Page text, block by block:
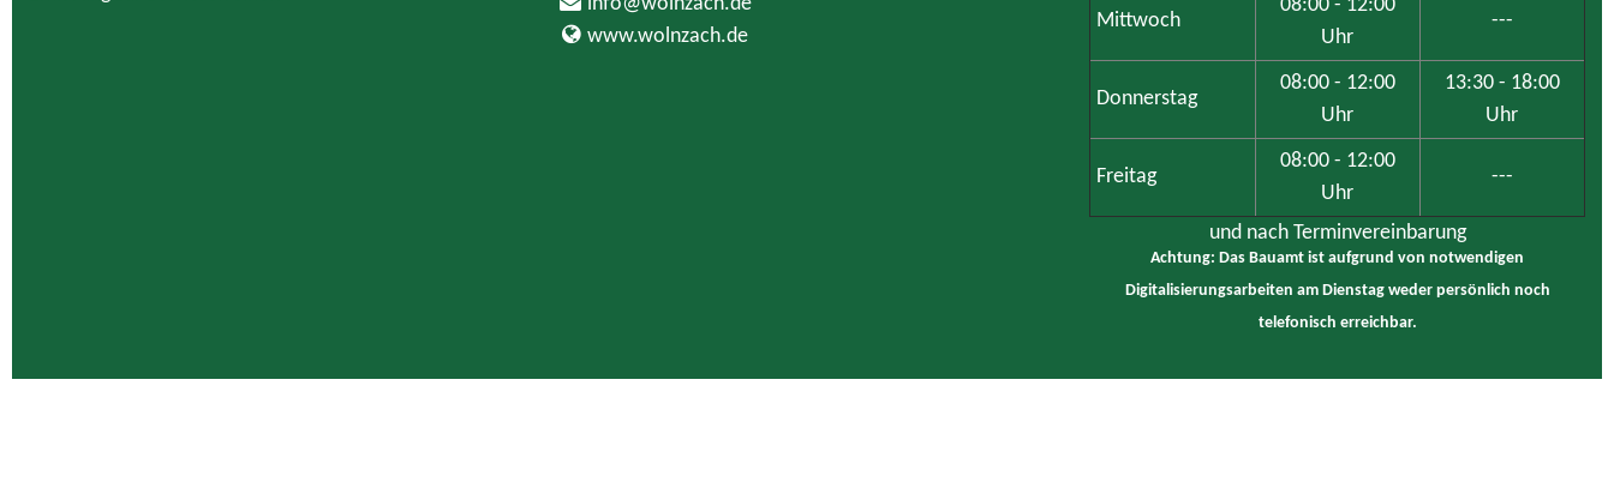
www.wolnzach.de
Mittwoch
08:00 - 12:00
Uhr
---
Donnerstag
08:00 - 12:00
Uhr
13:30 - 18:00
Uhr
Freitag
08:00 - 12:00
Uhr
---
und nach Terminvereinbarung
Achtung: Das Bauamt ist aufgrund von notwendigen
Digitalisierungsarbeiten am Dienstag weder persönlich noch
telefonisch erreichbar.